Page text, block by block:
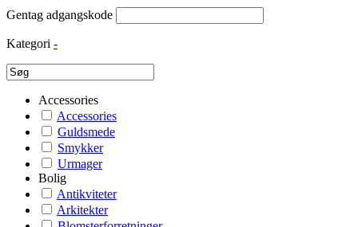
Gentag adgangskode
Kategori -
Accessories
Accessories
Guldsmede
Smykker
Urmager
Bolig
Antikviteter
Arkitekter